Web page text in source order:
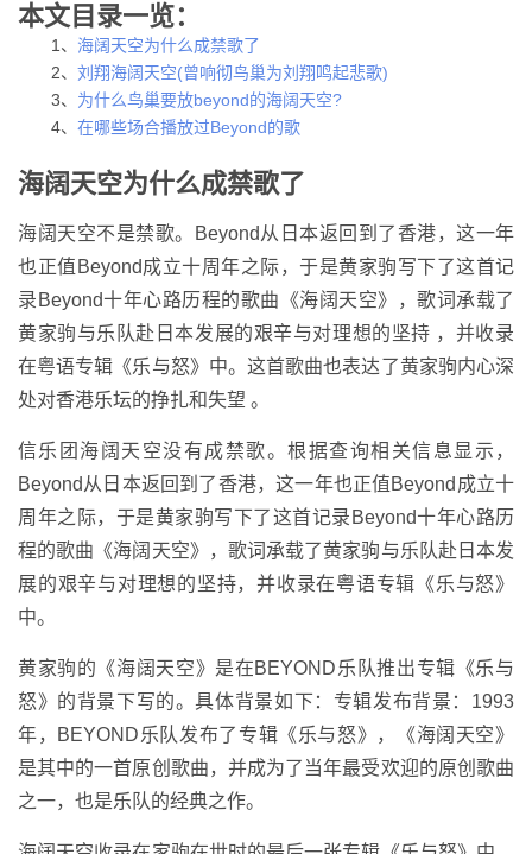
本文目录一览：
1、 海阔天空为什么成禁歌了
2、 刘翔海阔天空(曾响彻鸟巢为刘翔鸣起悲歌)
3、 为什么鸟巢要放beyond的海阔天空?
4、 在哪些场合播放过Beyond的歌
海阔天空为什么成禁歌了
海阔天空不是禁歌。Beyond从日本返回到了香港，这一年
也正值Beyond成立十周年之际，于是黄家驹写下了这首记
录Beyond十年心路历程的歌曲《海阔天空》，歌词承载了
黄家驹与乐队赴日本发展的艰辛与对理想的坚持 ，并收录
在粤语专辑《乐与怒》中。这首歌曲也表达了黄家驹内心深
处对香港乐坛的挣扎和失望 。
信乐团海阔天空没有成禁歌。根据查询相关信息显示，
Beyond从日本返回到了香港，这一年也正值Beyond成立十
周年之际，于是黄家驹写下了这首记录Beyond十年心路历
程的歌曲《海阔天空》，歌词承载了黄家驹与乐队赴日本发
展的艰辛与对理想的坚持，并收录在粤语专辑《乐与怒》
中。
黄家驹的《海阔天空》是在BEYOND乐队推出专辑《乐与
怒》的背景下写的。具体背景如下：专辑发布背景：1993
年，BEYOND乐队发布了专辑《乐与怒》，《海阔天空》
是其中的一首原创歌曲，并成为了当年最受欢迎的原创歌曲
之一，也是乐队的经典之作。